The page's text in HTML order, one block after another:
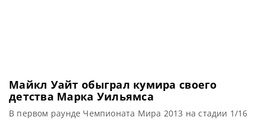
Майкл Уайт обыграл кумира своего
детства Марка Уильямса
В первом раунде Чемпионата Мира 2013 на стадии 1/16